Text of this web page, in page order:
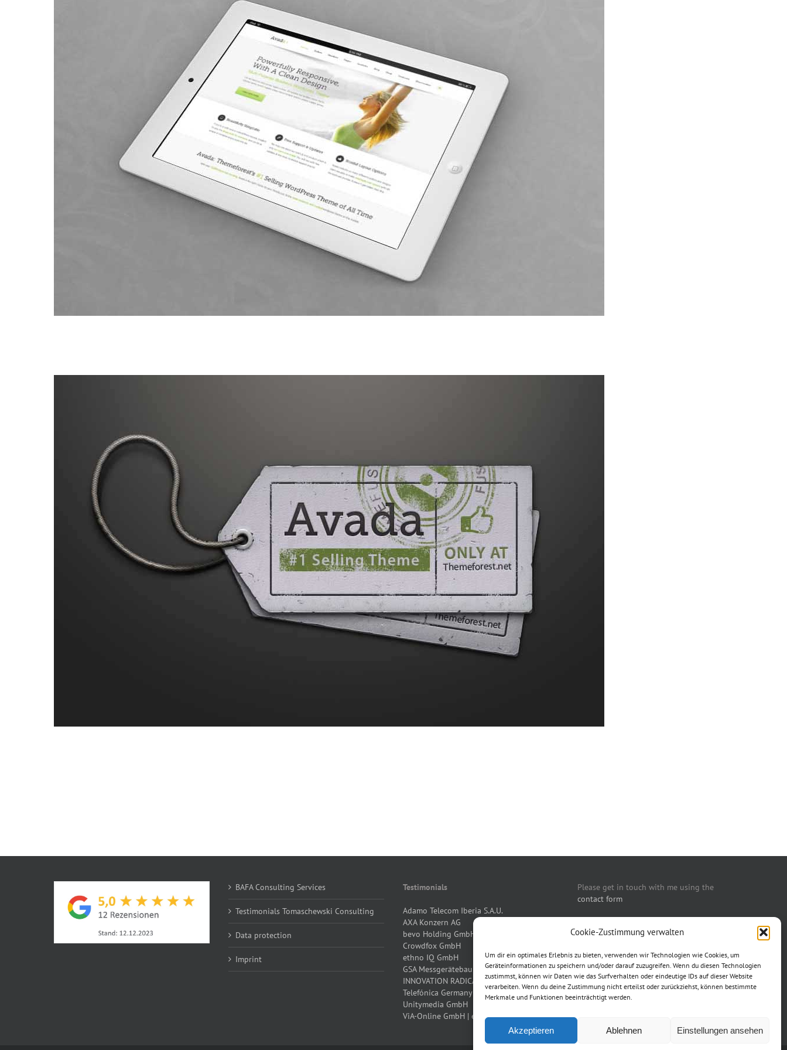
Cookie-Zustimmung verwalten
Um dir ein optimales Erlebnis zu bieten, verwenden wir Technologien wie Cookies, um
Geräteinformationen zu speichern und/oder darauf zuzugreifen. Wenn du diesen Technologien
zustimmst, können wir Daten wie das Surfverhalten oder eindeutige IDs auf dieser Website
verarbeiten. Wenn du deine Zustimmung nicht erteilst oder zurückziehst, können bestimmte
Merkmale und Funktionen beeinträchtigt werden.
Akzeptieren Ablehnen Einstellungen ansehen
BAFA Consulting Services
Testimonials Tomaschewski Consulting
Data protection
Imprint
Testimonials
Adamo Telecom Iberia S.A.U.
AXA Konzern AG
bevo Holding GmbH
Crowdfox GmbH
ethno IQ GmbH
GSA Messgerätebau GmbH
INNOVATION RADICALS GmbH
Telefónica Germany
Unitymedia GmbH
ViA-Online GmbH | eBay Inc.
Please get in touch with me using the
contact form
T: +49 (0)221 30 18 70 88
M: +49 (0)151 52 13 35 21